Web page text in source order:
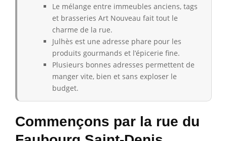
Le mélange entre immeubles anciens, tags
et brasseries Art Nouveau fait tout le
charme de la rue.
Julhès est une adresse phare pour les
produits gourmands et l’épicerie fine.
Plusieurs bonnes adresses permettent de
manger vite, bien et sans exploser le
budget.
Commençons par la rue du